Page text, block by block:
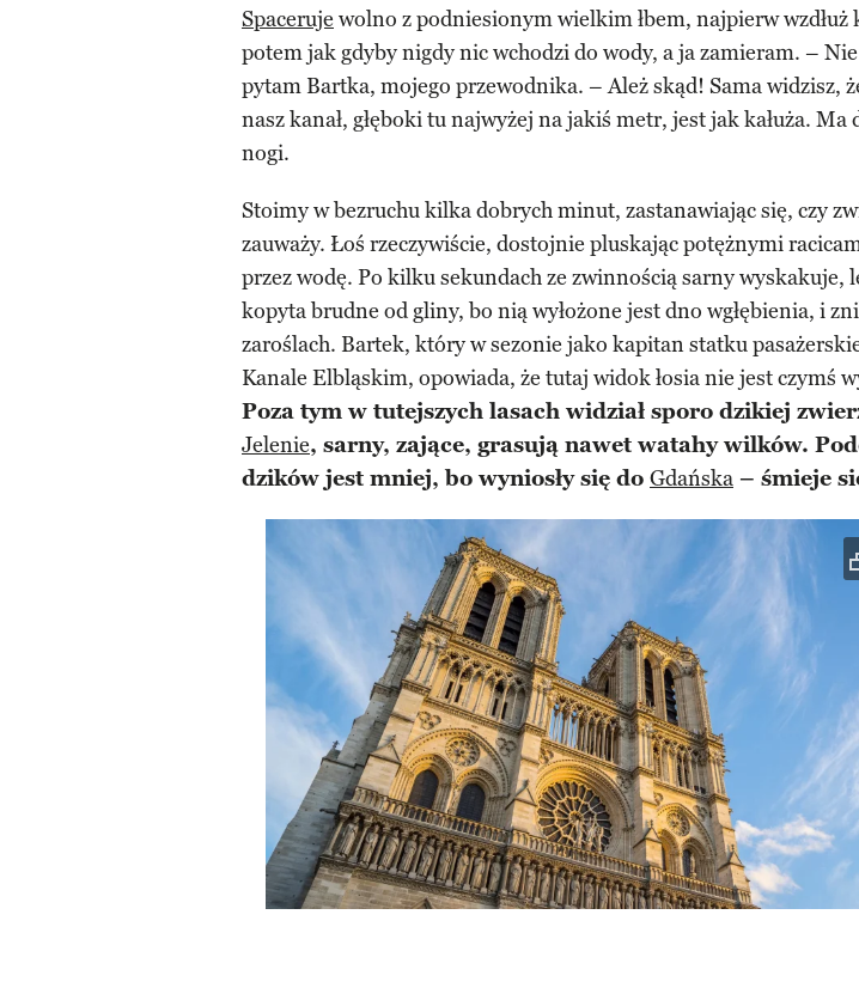
Spaceruje wolno z podniesionym wielkim łbem, najpierw wzdłuż
potem jak gdyby nigdy nic wchodzi do wody, a ja zamieram. –
pytam Bartka, mojego przewodnika. – Ależ skąd! Sama widzisz,
nasz kanał, głęboki tu najwyżej na jakiś metr, jest jak kałuża. Ma
nogi.
Stoimy w bezruchu kilka dobrych minut, zastanawiając się, czy
zauważy. Łoś rzeczywiście, dostojnie pluskając potężnymi
przez wodę. Po kilku sekundach ze zwinnością sarny wyskakuje,
kopyta brudne od gliny, bo nią wyłożone jest dno wgłębienia, i
zaroślach. Bartek, który w sezonie jako kapitan statku
Kanale Elbląskim, opowiada, że tutaj widok łosia nie jest czymś
Poza tym w tutejszych lasach widział sporo dzikiej
Jelenie, sarny, zające, grasują nawet watahy wilków.
dzików jest mniej, bo wyniosły się do Gdańska – śmieje